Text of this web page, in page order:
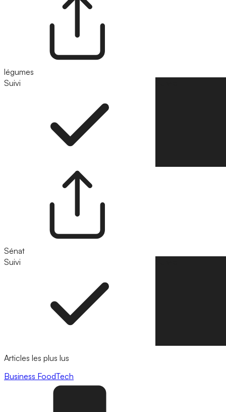
légumes
Suivi
Sénat
Suivi
Articles les plus lus
Business FoodTech